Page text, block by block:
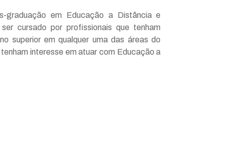
graduação em Educação a Distância e
cursado por profissionais que tenham
superior em qualquer uma das áreas do
interesse em atuar com Educação a